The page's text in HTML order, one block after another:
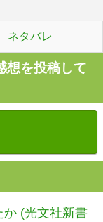
ネタバレ
想を投稿して
か (光文社新書